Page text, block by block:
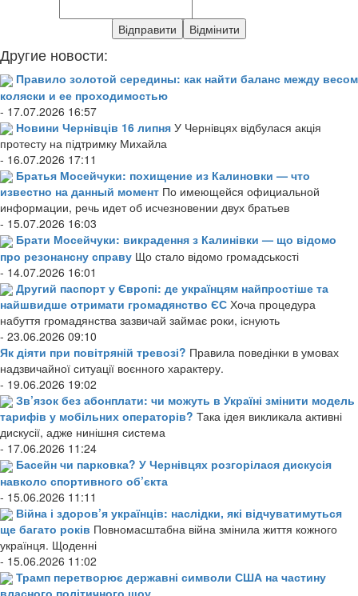
Другие новости:
Правило золотой середины: как найти баланс между весом
коляски и ее проходимостью
- 17.07.2026 16:57
Новини Чернівців 16 липня У Чернівцях відбулася акція
протесту на підтримку Михайла
- 16.07.2026 17:11
Братья Мосейчуки: похищение из Калиновки — что
известно на данный момент По имеющейся официальной
информации, речь идет об исчезновении двух братьев
- 15.07.2026 16:03
Брати Мосейчуки: викрадення з Калинівки — що відомо
про резонансну справу Що стало відомо громадськості
- 14.07.2026 16:01
Другий паспорт у Європі: де українцям найпростіше та
найшвидше отримати громадянство ЄС Хоча процедура
набуття громадянства зазвичай займає роки, існують
- 23.06.2026 09:10
Як діяти при повітряній тревозі? Правила поведінки в умовах
надзвичайної ситуації воєнного характеру.
- 19.06.2026 19:02
Зв’язок без абонплати: чи можуть в Україні змінити модель
тарифів у мобільних операторів? Така ідея викликала активні
дискусії, адже нинішня система
- 17.06.2026 11:24
Басейн чи парковка? У Чернівцях розгорілася дискусія
навколо спортивного об’єкта
- 15.06.2026 11:11
Війна і здоров’я українців: наслідки, які відчуватимуться
ще багато років Повномасштабна війна змінила життя кожного
українця. Щоденні
- 15.06.2026 11:02
Трамп перетворює державні символи США на частину